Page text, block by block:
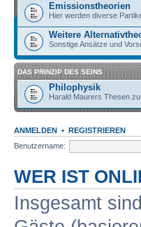
Emissionstheorien
Hier werden diverse
Weitere
Sonstige Ansätze und
DAS PRINZIP DES SEINS
Philophysik
Harald Maurers Thesen
ANMELDEN • REGISTRIEREN
Benutzername:
WER IST
Insgesamt sind